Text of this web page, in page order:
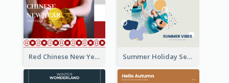
Red Chinese New Year Seasonal Photo Book Summer Holiday Seasonal Photo Book